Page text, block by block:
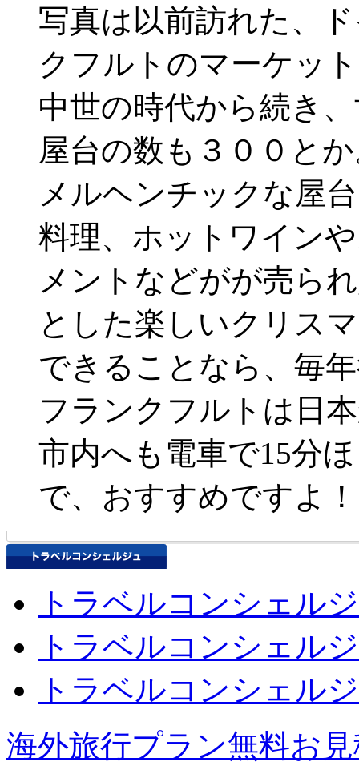
写真は以前訪れた、
クフルトのマーケッ
中世の時代から続き
屋台の数も３００と
メルヘンチックな屋
料理、ホットワイン
メントなどがが売ら
とした楽しいクリス
できることなら、毎
フランクフルトは日
市内へも電車で15分
で、おすすめですよ！
トラベルコンシェル
トラベルコンシェル
トラベルコンシェル
海外旅行プラン無料お